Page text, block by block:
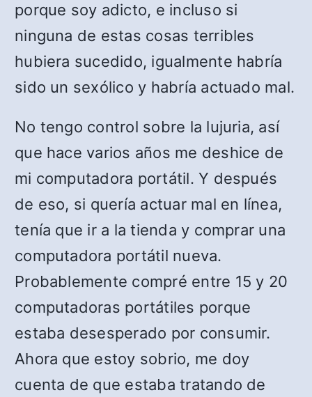
porque soy adicto, e incluso si
ninguna de estas cosas terribles
hubiera sucedido, igualmente habría
sido un sexólico y habría actuado mal.
No tengo control sobre la lujuria, así
que hace varios años me deshice de
mi computadora portátil. Y después
de eso, si quería actuar mal en línea,
tenía que ir a la tienda y comprar una
computadora portátil nueva.
Probablemente compré entre 15 y 20
computadoras portátiles porque
estaba desesperado por consumir.
Ahora que estoy sobrio, me doy
cuenta de que estaba tratando de